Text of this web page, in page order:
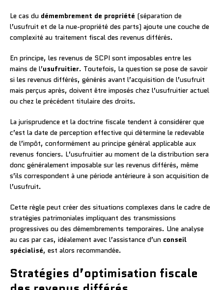
Le cas du démembrement de propriété (séparation de
l’usufruit et de la nue-propriété des parts) ajoute une couche de
complexité au traitement fiscal des revenus différés.
En principe, les revenus de SCPI sont imposables entre les
mains de l’usufruitier. Toutefois, la question se pose de savoir
si les revenus différés, générés avant l’acquisition de l’usufruit
mais perçus après, doivent être imposés chez l’usufruitier actuel
ou chez le précédent titulaire des droits.
La jurisprudence et la doctrine fiscale tendent à considérer que
c’est la date de perception effective qui détermine le redevable
de l’impôt, conformément au principe général applicable aux
revenus fonciers. L’usufruitier au moment de la distribution sera
donc généralement imposable sur les revenus différés, même
s’ils correspondent à une période antérieure à son acquisition de
l’usufruit.
Cette règle peut créer des situations complexes dans le cadre de
stratégies patrimoniales impliquant des transmissions
progressives ou des démembrements temporaires. Une analyse
au cas par cas, idéalement avec l’assistance d’un conseil
spécialisé, est alors recommandée.
Stratégies d’optimisation fiscale